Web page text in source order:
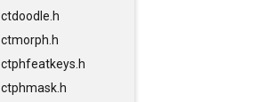
ctdoodle.h
ctmorph.h
ctphfeatkeys.h
ctphmask.h